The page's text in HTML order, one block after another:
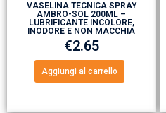
VASELINA TECNICA SPRAY
AMBRO-SOL 200ML –
LUBRIFICANTE INCOLORE,
INODORE E NON MACCHIA
€2.65
Aggiungi al carrello